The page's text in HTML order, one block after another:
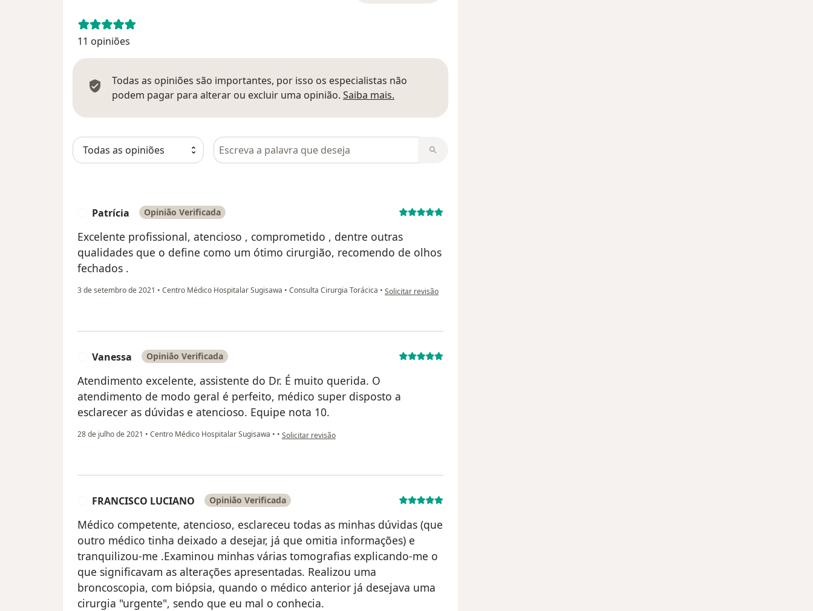
11 opiniões
Todas as opiniões são importantes, por isso os especialistas não
podem pagar para alterar ou excluir uma opinião. Saiba mais.
Pesquisar em opiniões
Patrícia Opinião Verificada
Excelente profissional, atencioso , comprometido , dentre outras
qualidades que o define como um ótimo cirurgião, recomendo de olhos
fechados .
3 de setembro de 2021 • Centro Médico Hospitalar Sugisawa • Consulta Cirurgia Torácica • na opinião do utilizador Patrícia
Solicitar revisão
Vanessa Opinião Verificada
Atendimento excelente, assistente do Dr. É muito querida. O
atendimento de modo geral é perfeito, médico super disposto a
esclarecer as dúvidas e atencioso. Equipe nota 10.
28 de julho de 2021 • Centro Médico Hospitalar Sugisawa • • na opinião do utilizador Vanessa
Solicitar revisão
FRANCISCO LUCIANO Opinião Verificada
Médico competente, atencioso, esclareceu todas as minhas dúvidas (que
outro médico tinha deixado a desejar, já que omitia informações) e
tranquilizou-me .Examinou minhas várias tomografias explicando-me o
que significavam as alterações apresentadas. Realizou uma
broncoscopia, com biópsia, quando o médico anterior já desejava uma
cirurgia "urgente", sendo que eu mal o conhecia.